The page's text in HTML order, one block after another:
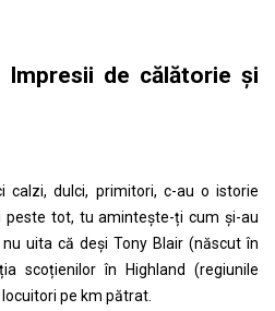
Impresii de călătorie și
calzi, dulci, primitori, c-au o istorie
tot, tu amintește-ți cum și-au
uita că deși Tony Blair (născut în
scoțienilor în Highland (regiunile
pe km pătrat.